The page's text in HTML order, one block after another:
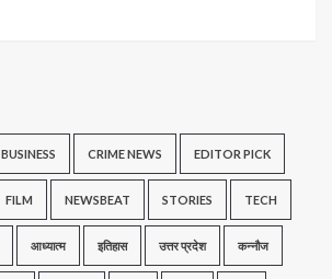
BUSINESS CRIME NEWS EDITOR PICK
FILM NEWSBEAT STORIES TECH
आध्यात्म इतिहास उत्तर प्रदेश कन्नौज